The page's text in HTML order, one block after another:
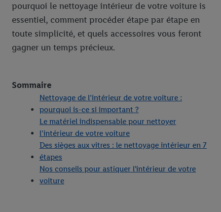
pourquoi le nettoyage intérieur de votre voiture is
essentiel, comment procéder étape par étape en
toute simplicité, et quels accessoires vous feront
gagner un temps précieux.
Sommaire
Nettoyage de l’intérieur de votre voiture :
pourquoi is-ce si important ?
Le matériel indispensable pour nettoyer
l’intérieur de votre voiture
Des sièges aux vitres : le nettoyage intérieur en 7
étapes
Nos conseils pour astiquer l'intérieur de votre
voiture